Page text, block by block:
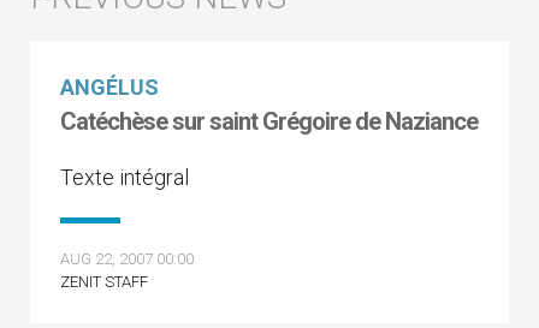
ANGÉLUS
Catéchèse sur saint Grégoire de Naziance
Texte intégral
AUG 22, 2007 00:00
ZENIT STAFF